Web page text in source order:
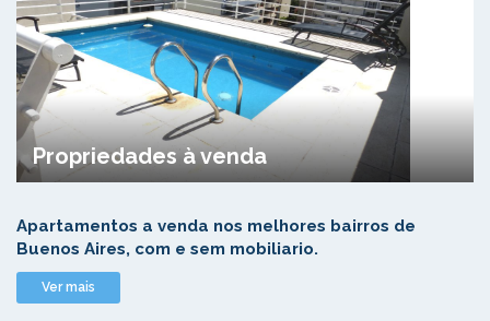
Propriedades à venda
Apartamentos a venda nos melhores bairros de
Buenos Aires, com e sem mobiliario.
Ver mais